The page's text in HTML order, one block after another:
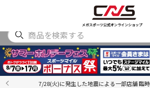
メガスポーツ公式オンラインショップ
ACCESSORY
7/28(火)に発生した地震による一部店舗 臨